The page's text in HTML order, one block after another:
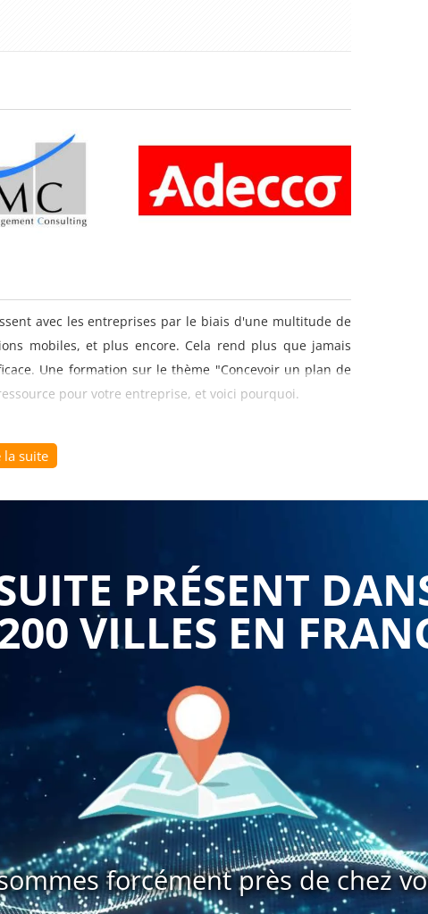
avec les entreprises par le biais d'une multitude de
mobiles, et plus encore. Cela rend plus que jamais
Une formation sur le thème "Concevoir un plan de
pour votre entreprise, et voici pourquoi.
Une formation dans ce domaine peut vous aider à
vous pouvez atteindre un public plus large et
en plan de communication cross-canal peut vous
pertinents pour votre public cible.
contribuer à une expérience client plus fluide. En
pouvez faciliter le parcours du client et améliorer la
peut vous aider à comprendre comment créer ces
la suite
PRÉSENT
VILLES EN
forcément près de chez